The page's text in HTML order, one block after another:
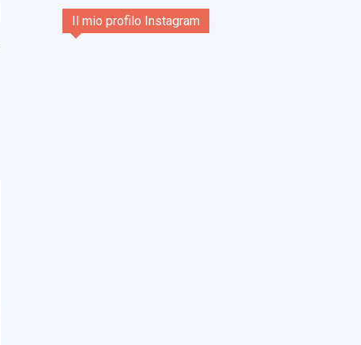
Il mio profilo Instagram